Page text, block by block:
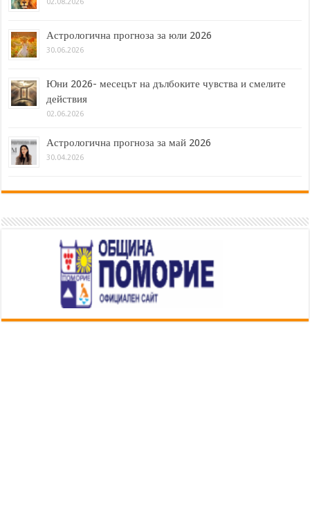
Астрологична прогноза за юли 2026
30.06.2026
Юни 2026- месецът на дълбоките чувства и смелите
действия
02.06.2026
Астрологична прогноза за май 2026
30.04.2026